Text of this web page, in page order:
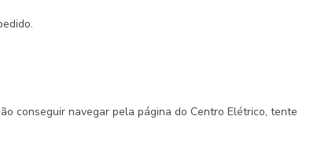
conseguir navegar pela página do Centro Elétrico, tente